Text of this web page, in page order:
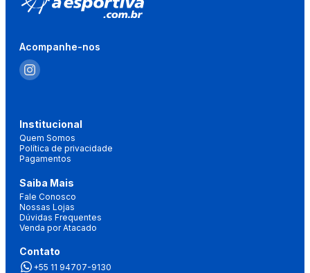
Acompanhe-nos
Institucional
Quem Somos
Política de privacidade
Pagamentos
Saiba Mais
Fale Conosco
Nossas Lojas
Dúvidas Frequentes
Venda por Atacado
Contato
+55 11 94707-9130